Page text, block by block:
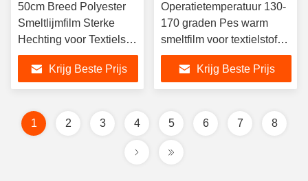
50cm Breed Polyester
Smeltlijmfilm Sterke
Hechting voor Textielstof
Mechanische Vorm
Temperatuur 130C-
170C
Krijg Beste Prijs
Operatietemperatuur 130-
170 graden Pes warm
smeltfilm voor textielstof
60C droogwasresistentie
Krijg Beste Prijs
1 2 3 4 5 6 7 8